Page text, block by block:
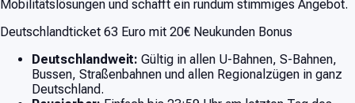
Mobilitätslösungen und schafft ein rundum stimmiges Angebot.
Deutschlandticket 63 Euro mit 20€ Neukunden Bonus
Deutschlandweit: Gültig in allen U-Bahnen, S-Bahnen,
Bussen, Straßenbahnen und allen Regionalzügen in ganz
Deutschland.